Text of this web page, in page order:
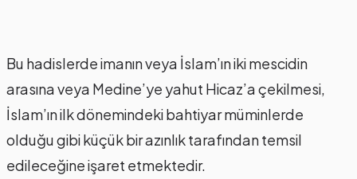
Bu hadislerde imanın veya İslam’ın iki mescidin
arasına veya Medine’ye yahut Hicaz’a çekilmesi,
İslam’ın ilk dönemindeki bahtiyar müminlerde
olduğu gibi küçük bir azınlık tarafından temsil
edileceğine işaret etmektedir.